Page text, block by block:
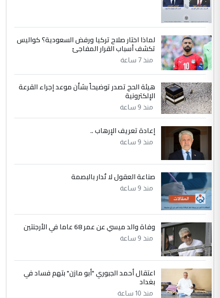
جامعاتها سنويا
5 عبد الأمير جاسم هليل
التعليق : نحن اباء الطلاب الأوائل على العراق
نتشرف بلقاء السيد احمد الصافي في العتبات
الموضوع :
مكتب السيد احمد الصافي : لا يوجود
لدينا اي حساب على الفيس بوك وتويتر
لماذا اختار صلاح تركيا ورفض السعودية؟ كواليس
تكشف أسباب القرار المفاجئ
منذ 7 ساعة
هيئة الحج تصدر توضيحاً بشأن موعد إجراء القرعة
الإلكترونية
منذ 9 ساعة
إعادة تعريف الإرهاب ..
منذ 9 ساعة
صناعة العقول لا تُدار بالبصمة
منذ 9 ساعة
وفاة والد ميسي عن عمر 68 عاما في الأرجنتين
منذ 9 ساعة
اعتقال أحمد الجبوري "أبو مازن" بتهم فساد في
بغداد
منذ 10 ساعة